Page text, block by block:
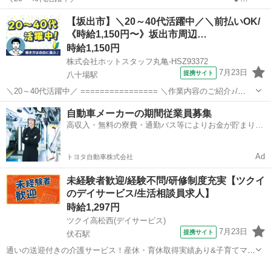
業情報◆ ——————————————————— 老人ホームで給食
を作る お手伝いのお仕事です☆
——————————————————...
香川 坂出市 八十場駅
【坂出市】＼20～40代活躍中／＼前払いOK/
《時給1,150円〜》坂出市周辺…
時給1,150円
株式会社ホットスタッフ丸亀-HSZ93372
八十場駅
提携サイト 7月23日
＼20～40代活躍中／ ================ ＼作業内容のご紹介♪/
================ *食材の切り込み *盛り付け *調理器具、食器の
洗浄 や、簡単な調理補助業務だけでOK! ...
香川 坂出市 八十場駅
自動車メーカーの期間従業員募集
高収入・無料の寮費・通勤バス等によりお金が貯まりや
トヨタ自動車株式会社 Ad
未経験者歓迎/経験不問/研修制度充実【ツクイ
のデイサービス/生活相談員求人】
時給1,297円
ツクイ高松西(デイサービス)
伏石駅
提携サイト 7月23日
通いの送迎付きの介護サービス！産休・育休取得実績あり&子育てママ